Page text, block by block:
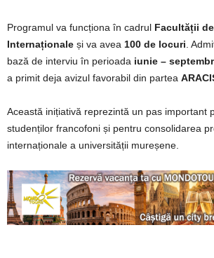
Programul va funcționa în cadrul Facultății
Internaționale și va avea 100 de locuri .
bază de interviu în perioada iunie –
a primit deja avizul favorabil din partea
Această inițiativă reprezintă un pas important
studenților francofoni și pentru consolidarea
internaționale a universității mureșene.